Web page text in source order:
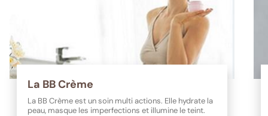
La BB Crème
La BB Crème est un soin multi actions. Elle hydrate la
peau, masque les imperfections et illumine le teint.